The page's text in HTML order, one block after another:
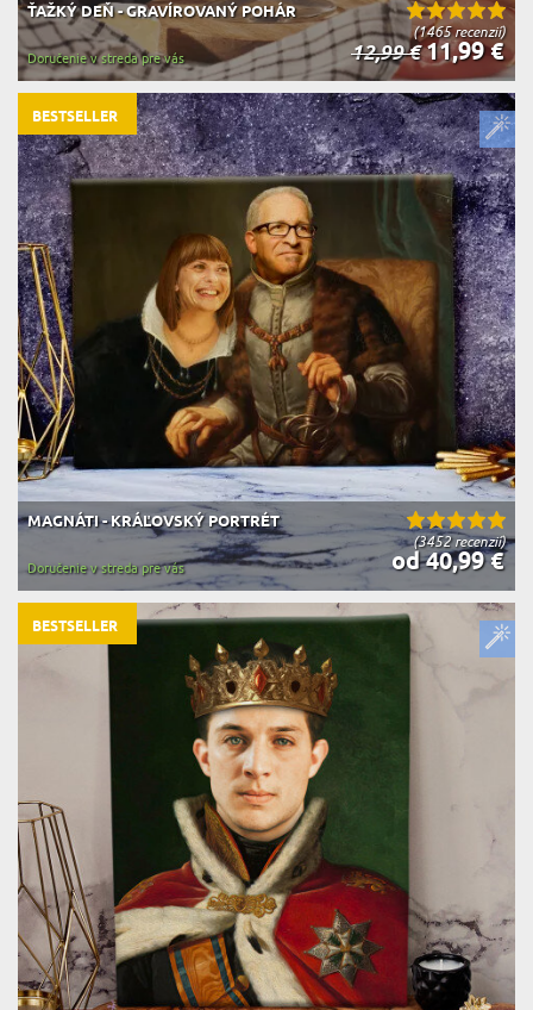
(1465 recenzií)
ŤAŽKÝ DEŇ - GRAVÍROVANÝ POHÁR
12,99 €11,99 €
Doručenie v streda pre vás
(3452 recenzií)
MAGNÁTI - KRÁĽOVSKÝ PORTRÉT
od 40,99 €
Doručenie v streda pre vás
BESTSELLER
BESTSELLER